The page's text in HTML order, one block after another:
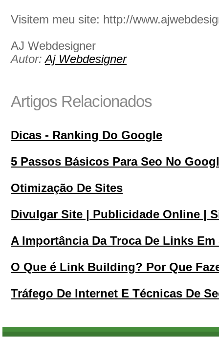
Visitem meu site: http://
AJ Webdesigner
Autor:Aj Webdesigner
Artigos Relacionados
Dicas - Ranking Do Google
5 Passos Básicos Para Seo No
Otimização De Sites
Divulgar Site | Publicidade Online |
A Importância Da Troca De Links Em
O Que é Link Building? Por Que
Tráfego De Internet E Técnicas De